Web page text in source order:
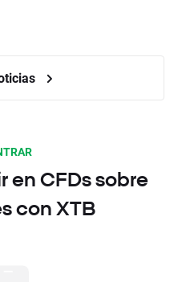
en CFDs sobre
con XTB